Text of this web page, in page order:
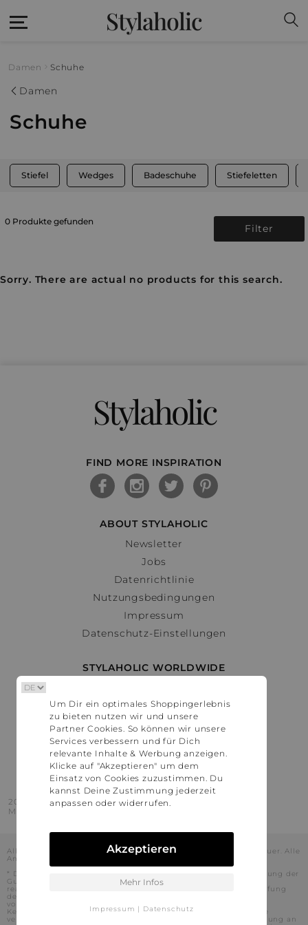
Stylaholic
Damen Schuhe
Damen
Schuhe
Stiefel Wedges Badeschuhe Stiefeletten
0 Produkte gefunden
Filter
Sorry. There are actual no products for this search.
Stylaholic
FIND MORE INSPIRATION
ABOUT STYLAHOLIC
Newsletter
Jobs
Datenrichtlinie
Nutzungsbedingungen
Impressum
Datenschutz-Einstellungen
STYLAHOLIC WORLDWIDE
Österreich
Schweiz
France
United States
2016 - 2026 © Stylaholic.
Made for you with love in munich.
Alle Preise inkl. der jeweils geltenden gesetzlichen Mehrwertsteuer. Alle
Angaben ohne Gewähr.
* Die angezeigten Preise beinhalten Rabatte, die durch die Nutzung der
Gutschein-Codes auf den Seiten unserer Partner voraussichtlich
realisiert werden können. Stylaholic führt keine vollständige Prüfung
der Gutschein-Codes durch und es kann daher in Einzelfällen
vorkommen, dass die Gutscheine abweichend von unserem
Kenntnisstand bei dem jeweiligen Shop nicht oder nur teilweise
verwendet werden können. Darüber hinaus kann deren Verwendung an
Um Dir ein optimales Shoppingerlebnis
zu bieten nutzen wir und unsere
Partner Cookies. So können wir unsere
Services verbessern und für Dich
relevante Inhalte & Werbung anzeigen.
Klicke auf "Akzeptieren" um dem
Einsatz von Cookies zuzustimmen. Du
kannst Deine Zustimmung jederzeit
anpassen oder widerrufen.
Akzeptieren
Mehr Infos
Impressum | Datenschutz